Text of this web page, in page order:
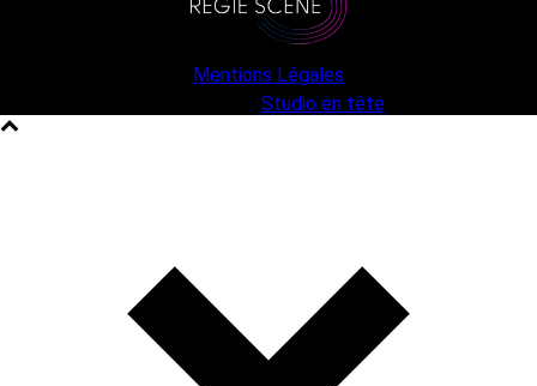
Mentions Légales
Studio en tête